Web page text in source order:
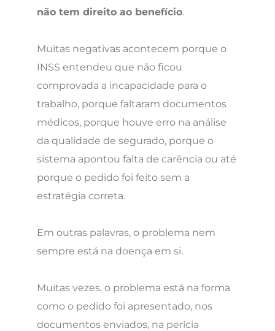
não tem direito ao benefício.
Muitas negativas acontecem porque o
INSS entendeu que não ficou
comprovada a incapacidade para o
trabalho, porque faltaram documentos
médicos, porque houve erro na análise
da qualidade de segurado, porque o
sistema apontou falta de carência ou até
porque o pedido foi feito sem a
estratégia correta.
Em outras palavras, o problema nem
sempre está na doença em si.
Muitas vezes, o problema está na forma
como o pedido foi apresentado, nos
documentos enviados, na perícia